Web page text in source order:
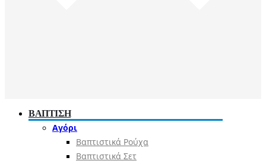
ΒΑΠΤΙΣΗ
Αγόρι
Βαπτιστικά Ρούχα
Βαπτιστικά Σετ